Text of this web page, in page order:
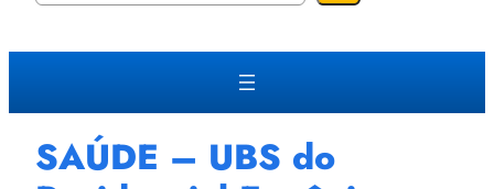
u
a
SAÚDE – UBS do